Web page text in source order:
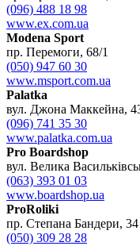
(096) 488 18 98
www.ex.com.ua
Modena Sport
пр. Перемоги, 68/1
(050) 947 60 30
www.msport.com.ua
Palatka
вул. Джона Маккейна,
(096) 741 35 30
www.palatka.com.ua
Pro Boardshop
вул. Велика
(063) 393 01 03
www.boardshop.ua
ProRoliki
пр. Степана Бандери,
(050) 309 28 28